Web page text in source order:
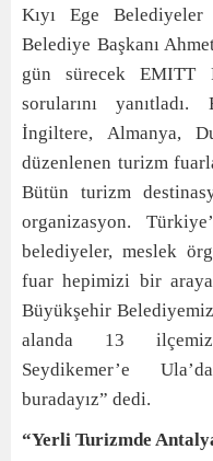
Kıyı Ege
Belediye Başkanı
gün sürecek EMITT
sorularını
İngiltere, Almanya,
düzenlenen turizm
Bütün turizm
organizasyon.
belediyeler, meslek
fuar hepimizi bir
Büyükşehir
alanda 13 ilçemizi
Seydikemer’e
buradayız” dedi.
“Yerli Turizmde